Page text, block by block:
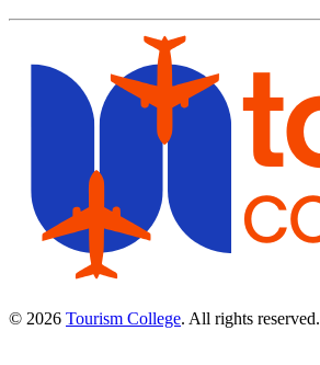
© 2026 Tourism College. All rights reserved.